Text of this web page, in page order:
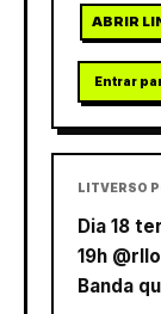
ABRIR
Entrar
LITVERSO
Dia 18
19h
Banda